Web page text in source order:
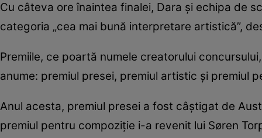
Cu câteva ore înaintea finalei, Dara și echipa de
categoria „cea mai bună interpretare artistică”,
Premiile, ce poartă numele creatorului
anume: premiul presei, premiul artistic și premiul
Anul acesta, premiul presei a fost câștigat de
premiul pentru compoziție i-a revenit lui Søren